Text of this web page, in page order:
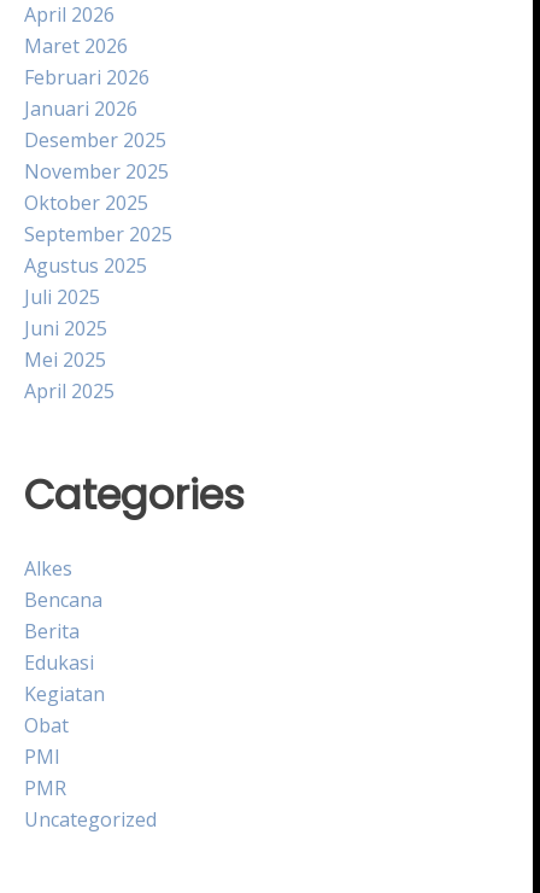
April 2026
Maret 2026
Februari 2026
Januari 2026
Desember 2025
November 2025
Oktober 2025
September 2025
Agustus 2025
Juli 2025
Juni 2025
Mei 2025
April 2025
Categories
Alkes
Bencana
Berita
Edukasi
Kegiatan
Obat
PMI
PMR
Uncategorized